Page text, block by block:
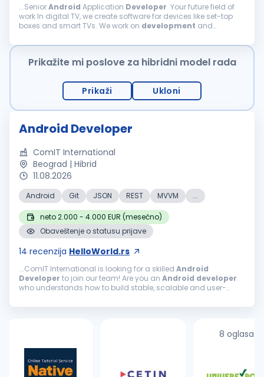
...SeniorAndroid Application Developer
work In digital TV, we create software for devices like set-top
boxes and smart TVs. We work on development and
AndroidTV, Linux...
Prikažite mi poslove za hibridni model rada
Prikaži Ukloni
Android Developer
ComIT International
Beograd | Hibrid
11.08.2026
Android Git JSON REST MVVM ...
neto 2.000 - 4.000 EUR (mesečno)
Obaveštenje o statusu prijave
14 recenzija HelloWorld.rs
...ComIT International is looking for a skilled Android
Developer to join our team! Are you an Android developer
who understands how to build stable, scalable and user-
Android
8 oglasa